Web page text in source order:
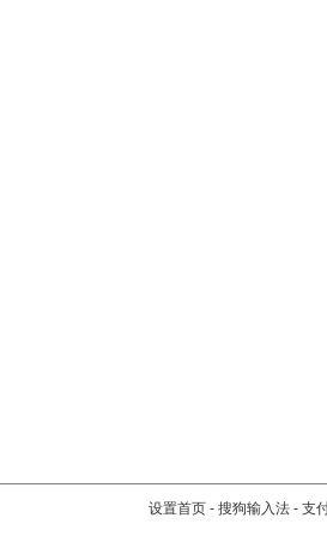
设置首页 - 搜狗输入法 - 支